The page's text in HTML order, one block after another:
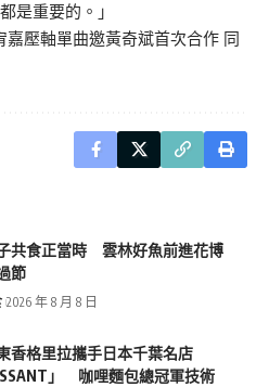
是重要的。」
嘉壓軸單曲邀黃奇斌首次合作 同
共食正當時 雲林好魚前進花博
節
2026 年 8 月 8 日
香格里拉攜手日本千葉名店
」 咖哩麵包總冠軍技術